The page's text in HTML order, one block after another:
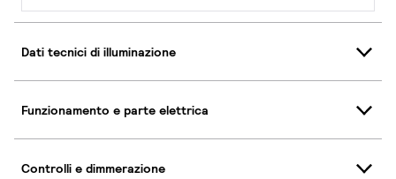
Dati tecnici di illuminazione
Funzionamento e parte elettrica
Controlli e dimmerazione